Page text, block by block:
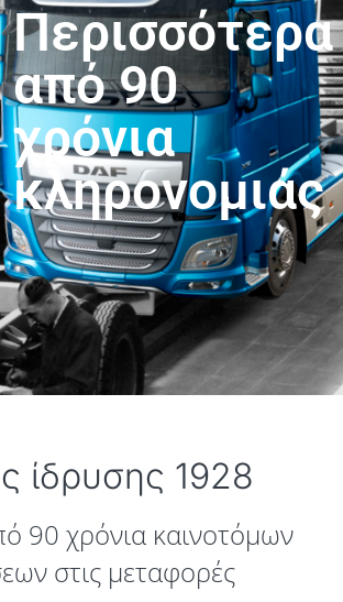
Περισσότερα
από 90
χρόνια
κληρονομιάς
ίδρυσης 1928
90 χρόνια καινοτόμων
στις μεταφορές